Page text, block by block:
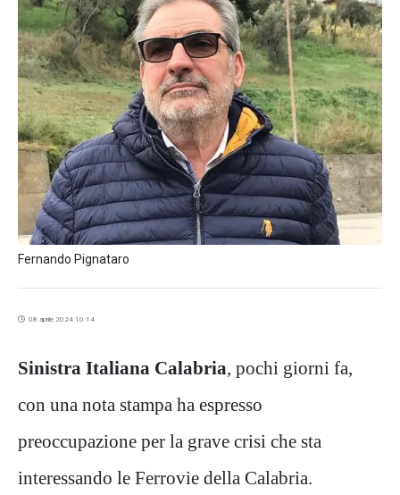
Fernando Pignataro
08 aprile 2024 10:14
Sinistra Italiana Calabria, pochi giorni fa,
con una nota stampa ha espresso
preoccupazione per la grave crisi che sta
interessando le Ferrovie della Calabria.